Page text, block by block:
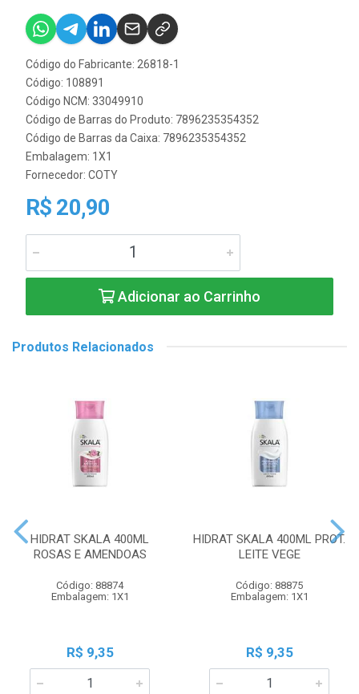
Código do Fabricante: 26818-1
Código: 108891
Código NCM: 33049910
Código de Barras do Produto: 7896235354352
Código de Barras da Caixa: 7896235354352
Embalagem: 1X1
Fornecedor: COTY
R$ 20,90
Adicionar ao Carrinho
Produtos Relacionados
HIDRAT SKALA 400ML
ROSAS E AMENDOAS
Código: 88874
Embalagem: 1X1
R$ 9,35
HIDRAT SKALA 400ML PROT.
LEITE VEGE
Código: 88875
Embalagem: 1X1
R$ 9,35